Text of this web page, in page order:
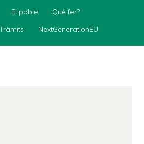
El poble
Què fer?
NextGenerationEU